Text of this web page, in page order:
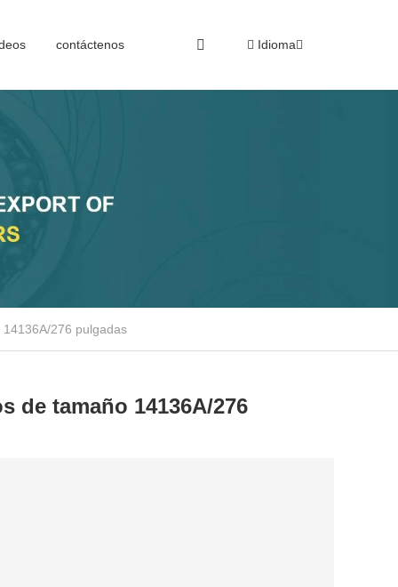
contáctenos Idioma
276 pulgadas
de tamaño 14136A/276